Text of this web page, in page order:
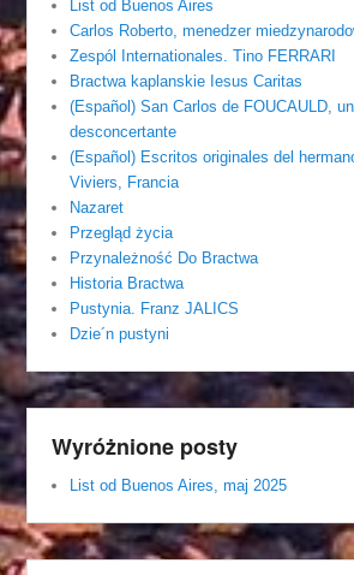
List od Buenos Aires
Carlos Roberto, menedzer
Zespól Internationales. Tino FERRARI
Bractwa kaplanskie Iesus Caritas
(Español) San Carlos de FOUCAULD,
desconcertante
(Español) Escritos originales del
Viviers, Francia
Nazaret
Przegląd życia
Przynależność Do Bractwa
Historia Bractwa
Pustynia. Franz JALICS
Dzie´n pustyni
Wyróżnione posty
List od Buenos Aires, maj 2025